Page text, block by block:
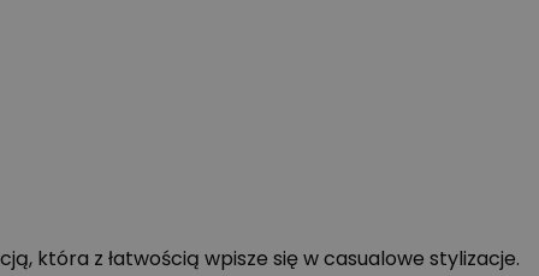
która z łatwością wpisze się w casualowe stylizacje.